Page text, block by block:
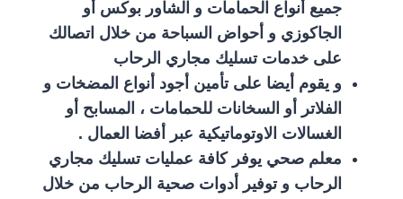
جميع أنواع الحمامات و الشاور بوكس أو
الجاكوزي و أحواض السباحة من خلال اتصالك
على خدمات تسليك مجاري الرحاب
و يقوم أيضا على تأمين أجود أنواع المضخات و
الفلاتر أو السخانات للحمامات ، المسابح أو
الغسالات الاوتوماتيكية عبر أفضا العمال .
معلم صحي يوفر كافة عمليات تسليك مجاري
الرحاب و توفير أدوات صحية الرحاب من خلال